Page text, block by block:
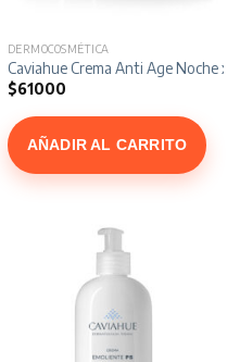
DERMOCOSMÉTICA
Caviahue Crema Anti Age Noche x
$61000
AÑADIR AL CARRITO